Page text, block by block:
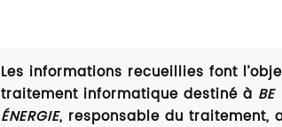
Les informations recueillies font
traitement informatique destiné à BE
ÉNERGIE, responsable du traitement,